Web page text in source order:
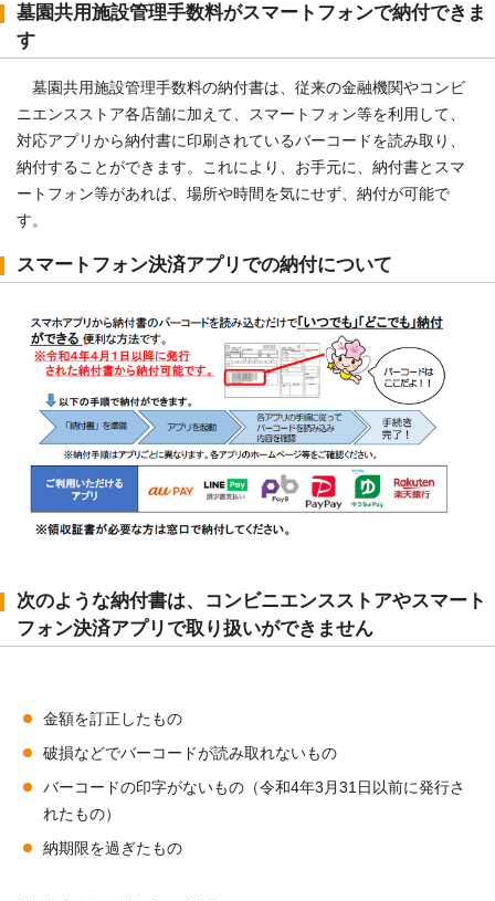
墓園共用施設管理手数料がスマートフォンで納付できま
す
墓園共用施設管理手数料の納付書は、従来の金融機関やコンビ
ニエンスストア各店舗に加えて、スマートフォン等を利用して、
対応アプリから納付書に印刷されているバーコードを読み取り、
納付することができます。これにより、お手元に、納付書とスマ
ートフォン等があれば、場所や時間を気にせず、納付が可能で
す。
スマートフォン決済アプリでの納付について
次のような納付書は、コンビニエンスストアやスマート
フォン決済アプリで取り扱いができません
金額を訂正したもの
破損などでバーコードが読み取れないもの
バーコードの印字がないもの（令和4年3月31日以前に発行さ
れたもの）
納期限を過ぎたもの